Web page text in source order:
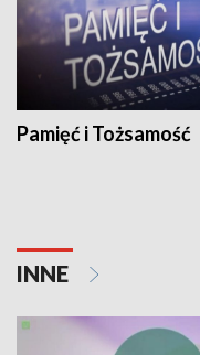
Pamięć i Tożsamość
INNE